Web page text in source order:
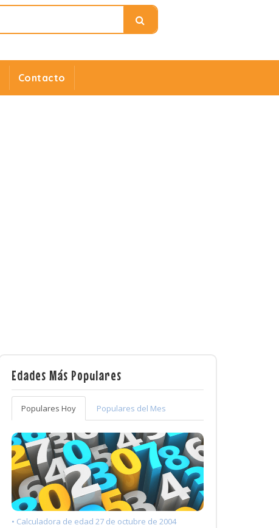
Contacto
Edades Más Populares
Populares Hoy Populares del Mes
• Calculadora de edad 27 de octubre de 2004